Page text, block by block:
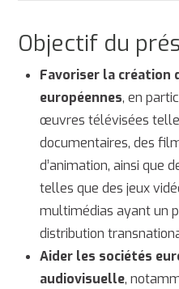
Objectif du
Favoriser la création
européennes, en
œuvres télévisées
documentaires, des
d’animation, ainsi que
telles que des jeux
multimédias ayant un
distribution
Aider les sociétés
audiovisuelle,